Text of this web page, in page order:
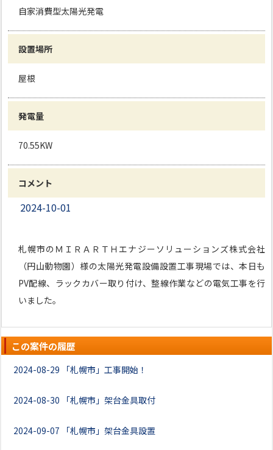
自家消費型太陽光発電
設置場所
屋根
発電量
70.55KW
コメント
2024-10-01
札幌市のＭＩＲＡＲＴＨエナジーソリューションズ株式会社
（円山動物園）様の太陽光発電設備設置工事現場では、本日も
PV配線、ラックカバー取り付け、整線作業などの電気工事を行
いました。
この案件の履歴
2024-08-29 「札幌市」工事開始！
2024-08-30 「札幌市」架台金具取付
2024-09-07 「札幌市」架台金具設置